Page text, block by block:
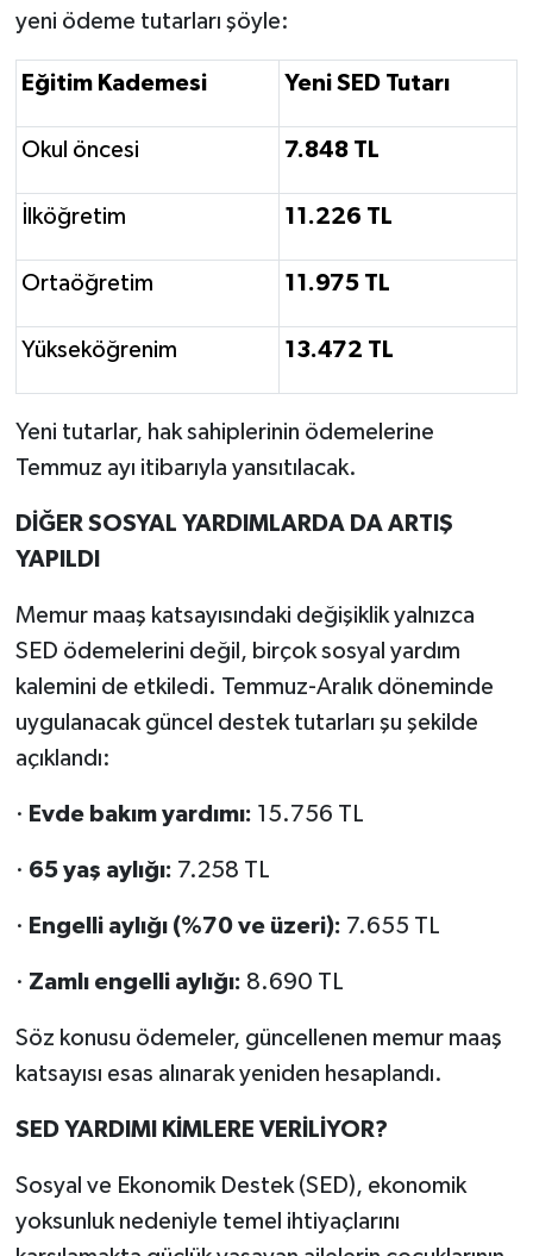
yeni ödeme tutarları şöyle:
Eğitim Kademesi Yeni SED Tutarı
Okul öncesi 7.848 TL
İlköğretim 11.226 TL
Ortaöğretim 11.975 TL
Yükseköğrenim 13.472 TL
Yeni tutarlar, hak sahiplerinin ödemelerine
Temmuz ayı itibarıyla yansıtılacak.
DİĞER SOSYAL YARDIMLARDA DA ARTIŞ
YAPILDI
Memur maaş katsayısındaki değişiklik yalnızca
SED ödemelerini değil, birçok sosyal yardım
kalemini de etkiledi. Temmuz-Aralık döneminde
uygulanacak güncel destek tutarları şu şekilde
açıklandı:
· Evde bakım yardımı: 15.756 TL
· 65 yaş aylığı: 7.258 TL
· Engelli aylığı (%70 ve üzeri): 7.655 TL
· Zamlı engelli aylığı: 8.690 TL
Söz konusu ödemeler, güncellenen memur maaş
katsayısı esas alınarak yeniden hesaplandı.
SED YARDIMI KİMLERE VERİLİYOR?
Sosyal ve Ekonomik Destek (SED), ekonomik
yoksunluk nedeniyle temel ihtiyaçlarını